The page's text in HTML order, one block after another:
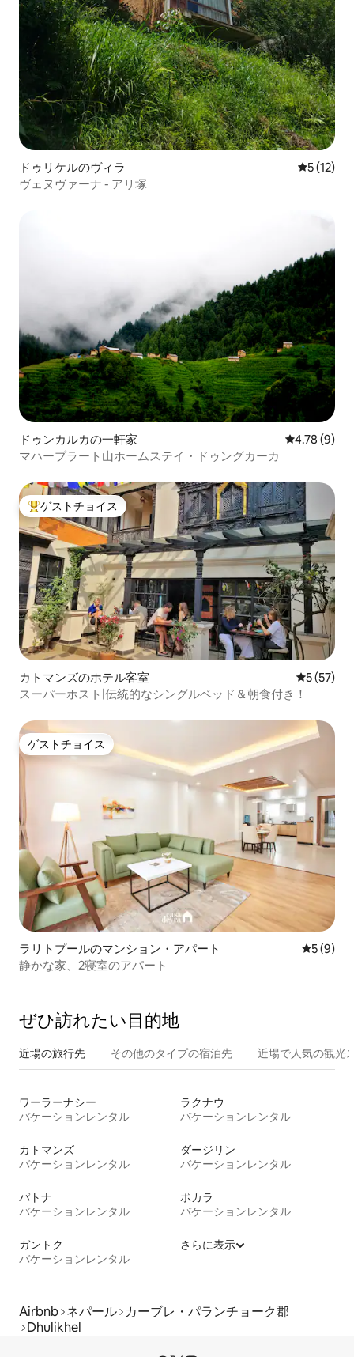
ドゥリケルのヴィラ レビュー
5 (12)
ヴェヌヴァーナ - アリ塚
ドゥンカルカの一軒家 レビュー9
4.78 (9)
マハーブラート山ホームステイ・ドゥングカーカ
大好評のゲストチョイスです。
ゲストチョイス
カトマンズのホテル客室 レビュー
5 (57)
スーパーホスト|伝統的なシングルベッド＆朝食付き！
ゲストチョイス
ゲストチョイス
ラリトプールのマンション・アパート レビュー
5 (9)
静かな家、2寝室のアパート
ぜひ訪⁠れ⁠た⁠い目⁠的⁠地
近場の旅行先 その他のタ⁠イ⁠プ⁠の宿⁠泊⁠先 近場で人気の観光
ワーラーナシー
バケーションレンタル
ラクナウ
バケーションレンタル
カトマンズ
バケーションレンタル
ダージリン
バケーションレンタル
パトナ
バケーションレンタル
ポカラ
バケーションレンタル
ガントク
バケーションレンタル
さらに表示
Airbnb ネパール カーブレ・パランチョーク郡
Dhulikhel